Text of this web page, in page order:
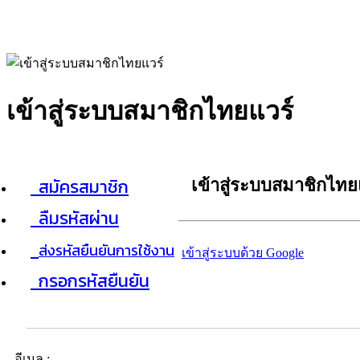
เข้าสู่ระบบสมาชิกไทยแวร์
สมัครสมาชิก
ลืมรหัสผ่าน
ส่งรหัสยืนยันการใช้งาน
กรอกรหัสยืนยัน
เข้าสู่ระบบสมาชิกไท
เข้าสู่ระบบด้วย Google